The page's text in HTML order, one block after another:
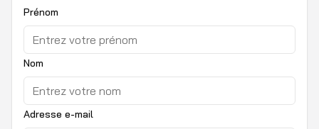
Prénom
Nom
Adresse e-mail